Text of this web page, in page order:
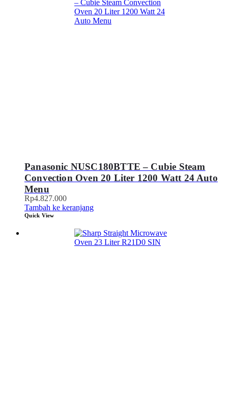
Panasonic NUSC180BTTE – Cubie Steam
Convection Oven 20 Liter 1200 Watt 24 Auto
Menu
Rp4.827.000
Tambah ke keranjang
Quick View